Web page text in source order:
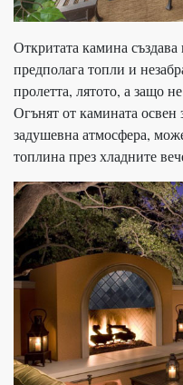
Откритата камина
предполага топли и
пролетта, лятото, а защо
Огънят от камината освен
задушевна атмосфера,
топлина през хладните